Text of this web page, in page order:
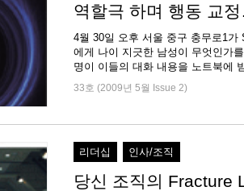
역할극 하며 행동 교
4월 30일 오후 서울 중구 충무로1가
에게 나이 지긋한 남성이 무엇인가
명이 이들의 대화 내용을 노트북에
33호 (2009년 5월 Issue 2)
리더십 인사/조직
당신 조직의 Fracture